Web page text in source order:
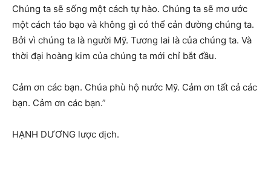
Chúng ta sẽ sống một cách tự hào. Chúng ta sẽ mơ ước
một cách táo bạo và không gì có thể cản đường chúng ta.
Bởi vì chúng ta là người Mỹ. Tương lai là của chúng ta. Và
thời đại hoàng kim của chúng ta mới chỉ bắt đầu.
Cảm ơn các bạn. Chúa phù hộ nước Mỹ. Cảm ơn tất cả các
bạn. Cảm ơn các bạn.”
HẠNH DƯƠNG lược dịch.